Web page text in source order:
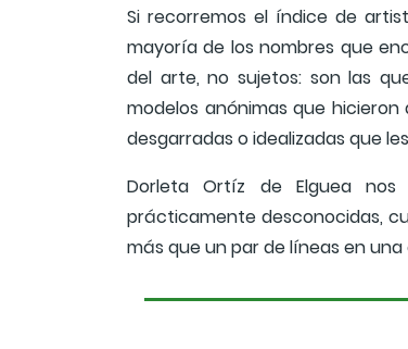
Si recorremos el índice de
mayoría de los nombres que
del arte, no sujetos: son las
modelos anónimas que
desgarradas o idealizadas que
Dorleta Ortíz de Elguea
prácticamente desconocidas,
más que un par de líneas en